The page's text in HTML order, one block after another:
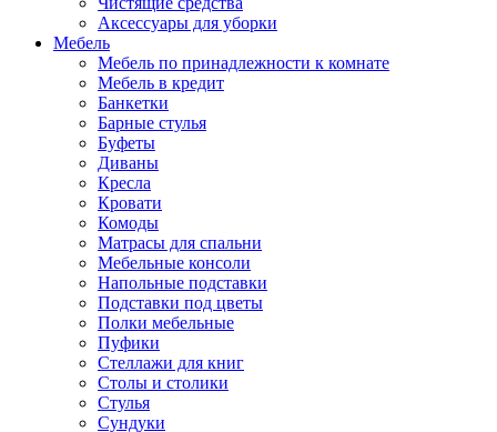
Аксессуары для уборки
Мебель
Мебель по принадлежности к комнате
Мебель в кредит
Банкетки
Барные стулья
Буфеты
Диваны
Кресла
Кровати
Комоды
Матрасы для спальни
Мебельные консоли
Напольные подставки
Подставки под цветы
Полки мебельные
Пуфики
Стеллажи для книг
Столы и столики
Стулья
Сундуки